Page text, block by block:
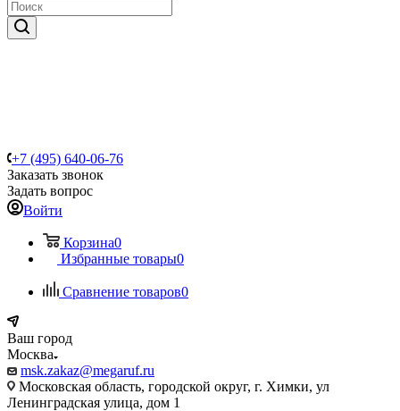
+7 (495) 640-06-76
Заказать звонок
Задать вопрос
Войти
Корзина0
Избранные товары0
Сравнение товаров0
Ваш город
Москва
msk.zakaz@megaruf.ru
Московская область, городской округ, г. Химки, ул
Ленинградская улица, дом 1